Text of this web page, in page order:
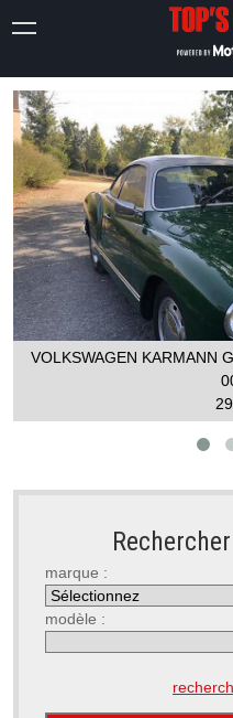
VOLKSWAGEN KARMANN
marque :
modèle :